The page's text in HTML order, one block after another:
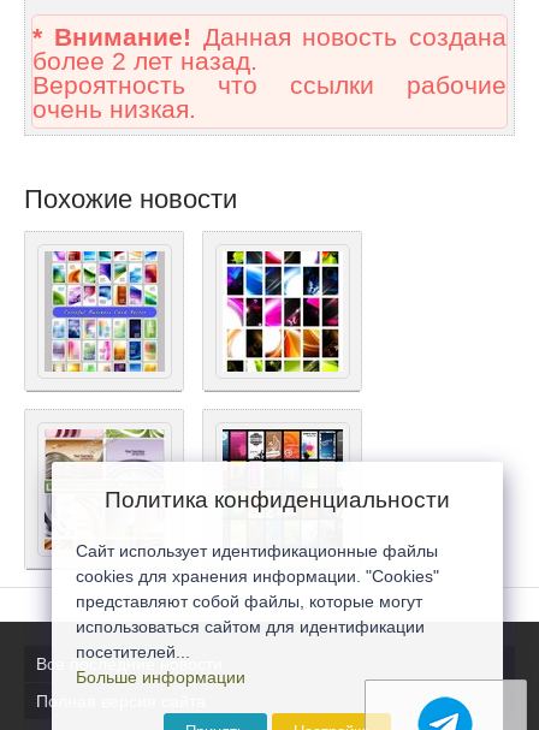
* Внимание! Данная новость создана
более 2 лет назад.
Вероятность что ссылки рабочие
очень низкая.
Похожие новости
Все последние новости
Полная версия сайта
Политика конфиденциальности
Сайт использует идентификационные файлы
cookies для хранения информации. "Cookies"
представляют собой файлы, которые могут
использоваться сайтом для идентификации
посетителей...
Больше информации